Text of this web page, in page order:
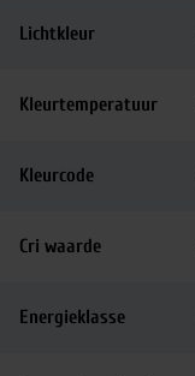
Lichtkleur
Kleurtemperatuur
Kleurcode
Cri waarde
Energieklasse